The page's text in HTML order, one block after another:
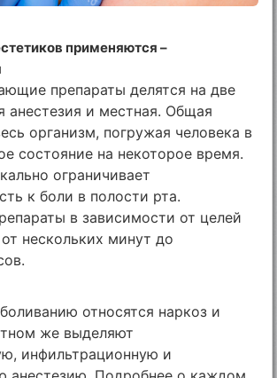
применяются –
препараты делятся на две
анестезия и местная. Общая
организм, погружая человека в
состояние на некоторое время.
ограничивает
к боли в полости рта.
в зависимости от целей
нескольких минут до
относятся наркоз и
же выделяют
инфильтрационную и